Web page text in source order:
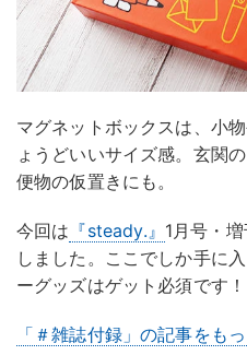
マグネットボックスは、小
ょうどいいサイズ感。玄関
便物の仮置きにも。
今回は 『steady.』 1月号・
しました。ここでしか手に
ーグッズはゲット必須です！
「＃雑誌付録」の記事をも